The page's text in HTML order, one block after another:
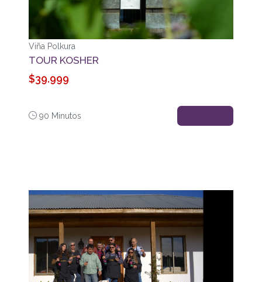
Viña Polkura
TOUR KOSHER
$39.999
90 Minutos